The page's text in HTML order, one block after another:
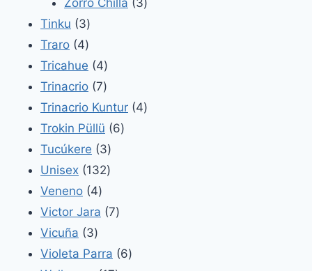
Zorro Chilla 3
Tinku 33
productos
Traro 44
productos
Tricahue 44
productos
Trinacrio 77
productos
Trinacrio Kuntur 44
Trokin Püllü 66
Tucúkere 33
productos
Unisex 132132
Veneno 44
productos
Victor Jara 77
Vicuña 33
productos
Violeta Parra 66